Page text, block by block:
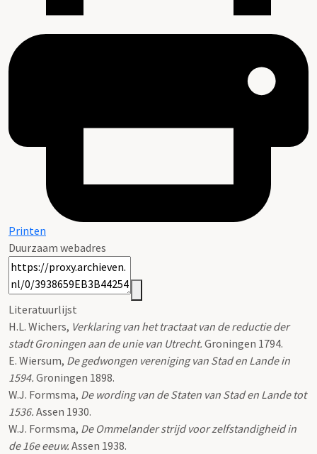
Printen
Duurzaam webadres
Literatuurlijst
H.L. Wichers, Verklaring van het tractaat van de reductie der
stadt Groningen aan de unie van Utrecht. Groningen 1794.
E. Wiersum, De gedwongen vereniging van Stad en Lande in
1594. Groningen 1898.
W.J. Formsma, De wording van de Staten van Stad en Lande tot
1536. Assen 1930.
W.J. Formsma, De Ommelander strijd voor zelfstandigheid in
de 16e eeuw. Assen 1938.